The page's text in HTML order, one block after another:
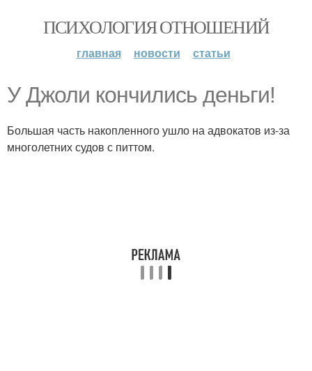
ПСИХОЛОГИЯ ОТНОШЕНИЙ
главная новости статьи
У Джоли кончились деньги!
Большая часть накопленного ушло на адвокатов из-за
многолетних судов с питтом.